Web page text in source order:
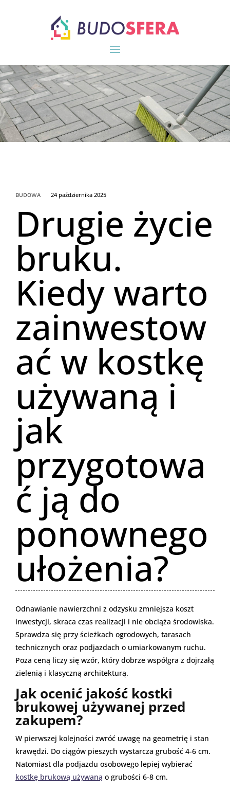
BUDOWA 24 października 2025
​Drugie życie
bruku.
Kiedy warto
zainwestow
ać w kostkę
używaną i
jak
przygotowa
ć ją do
ponownego
ułożenia?
Odnawianie nawierzchni z odzysku zmniejsza koszt
inwestycji, skraca czas realizacji i nie obciąża środowiska.
Sprawdza się przy ścieżkach ogrodowych, tarasach
technicznych oraz podjazdach o umiarkowanym ruchu.
Poza ceną liczy się wzór, który dobrze współgra z dojrzałą
zielenią i klasyczną architekturą.
​Jak ocenić jakość kostki
brukowej używanej przed
zakupem?
W pierwszej kolejności zwróć uwagę na geometrię i stan
krawędzi. Do ciągów pieszych wystarcza grubość 4-6 cm.
Natomiast dla podjazdu osobowego lepiej wybierać
kostkę brukową używaną o grubości 6-8 cm.